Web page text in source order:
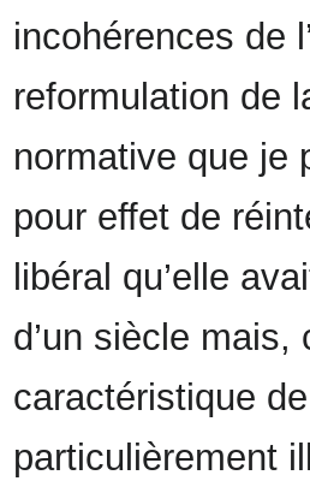
incohérences de
reformulation de
normative que je
pour effet de
libéral qu’elle
d’un siècle
caractéristique
particulièrement